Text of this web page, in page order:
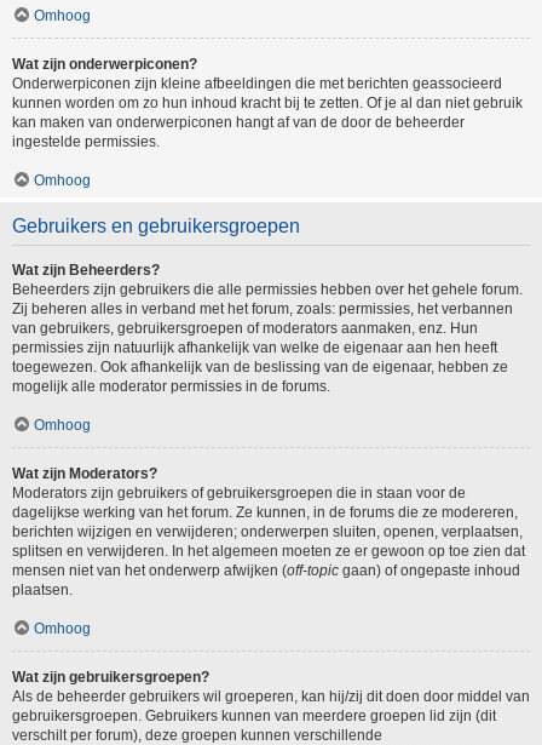
Omhoog
Wat zijn onderwerpiconen?
Onderwerpiconen zijn kleine afbeeldingen die met berichten geassocieerd
kunnen worden om zo hun inhoud kracht bij te zetten. Of je al dan niet gebruik
kan maken van onderwerpiconen hangt af van de door de beheerder
ingestelde permissies.
Omhoog
Gebruikers en gebruikersgroepen
Wat zijn Beheerders?
Beheerders zijn gebruikers die alle permissies hebben over het gehele forum.
Zij beheren alles in verband met het forum, zoals: permissies, het verbannen
van gebruikers, gebruikersgroepen of moderators aanmaken, enz. Hun
permissies zijn natuurlijk afhankelijk van welke de eigenaar aan hen heeft
toegewezen. Ook afhankelijk van de beslissing van de eigenaar, hebben ze
mogelijk alle moderator permissies in de forums.
Omhoog
Wat zijn Moderators?
Moderators zijn gebruikers of gebruikersgroepen die in staan voor de
dagelijkse werking van het forum. Ze kunnen, in de forums die ze modereren,
berichten wijzigen en verwijderen; onderwerpen sluiten, openen, verplaatsen,
splitsen en verwijderen. In het algemeen moeten ze er gewoon op toe zien dat
mensen niet van het onderwerp afwijken (off-topic gaan) of ongepaste inhoud
plaatsen.
Omhoog
Wat zijn gebruikersgroepen?
Als de beheerder gebruikers wil groeperen, kan hij/zij dit doen door middel van
gebruikersgroepen. Gebruikers kunnen van meerdere groepen lid zijn (dit
verschilt per forum), deze groepen kunnen verschillende